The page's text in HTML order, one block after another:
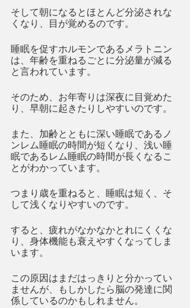
そして朝になるとほとんど分泌されな
くなり、目が覚めるのです。
睡眠を促すホルモンであるメラトニン
は、年齢を重ねるごとに分泌量が減る
と言われています。
そのため、お年寄りは深夜に目覚めた
り、早朝に起きたりしやすいのです。
また、加齢とともに深い睡眠であるノ
ンレム睡眠の時間が短くなり、浅い睡
眠であるレム睡眠の時間が長くなるこ
とがわかっています。
つまり歳を重ねると、睡眠は短く、そ
して浅くなりやすいのです。
すると、疲れがなかなかとれにくくな
り、身体機能も衰えやすくなってしま
います。
この原因はまだはっきりと分かってい
ませんが、もしかしたら脳の発達に関
係しているのかもしれません。